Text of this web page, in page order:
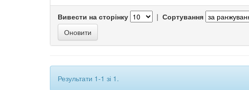
Вивести на сторінку | Сортування
Результати 1-1 зі 1.